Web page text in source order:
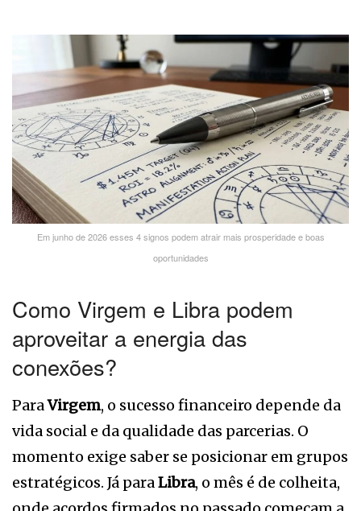
Em junho de 2026 esses 4 signos podem atrair mais prosperidade e boas
oportunidades
Como Virgem e Libra podem
aproveitar a energia das
conexões?
ParaVirgem, o sucesso financeiro depende da
vida social e da qualidade das parcerias. O
momento exige saber se posicionar em grupos
estratégicos. Já paraLibra, o mês é de colheita,